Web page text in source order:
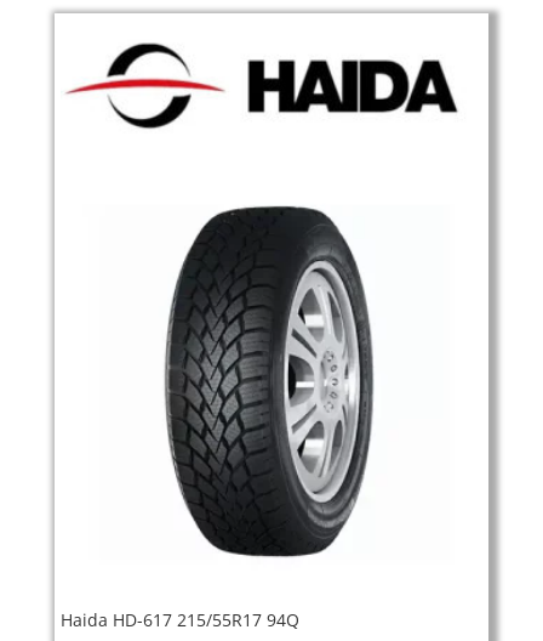
Haida HD-617 215/55R17 94Q